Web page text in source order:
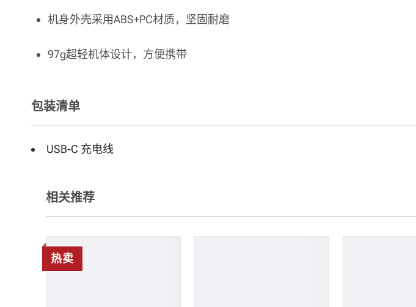
机身外壳采用ABS+PC材质，坚固耐磨
97g超轻机体设计，方便携带
包装清单
USB-C 充电线
相关推荐
热卖